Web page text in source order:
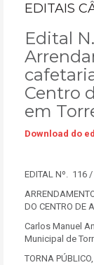
EDITAIS
Edital
Centro
em
Download do
EDITAL Nº. 116
DO CENTRO DE
Carlos Manuel
Municipal de
TORNA